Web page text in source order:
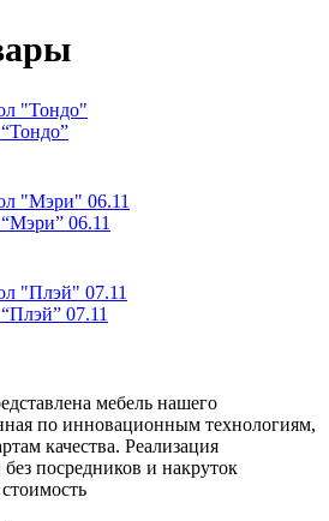
06.11
07.11
мебель нашего
по инновационным технологиям,
качества. Реализация
посредников и накруток